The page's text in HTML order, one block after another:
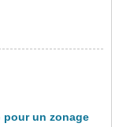
pour un zonage